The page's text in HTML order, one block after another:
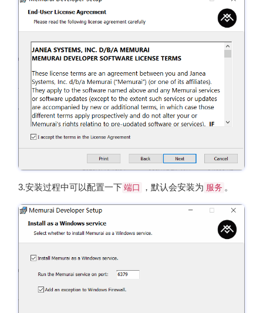
3.安装过程中可以配置一下 端口 ，默认会安装为 服务 。